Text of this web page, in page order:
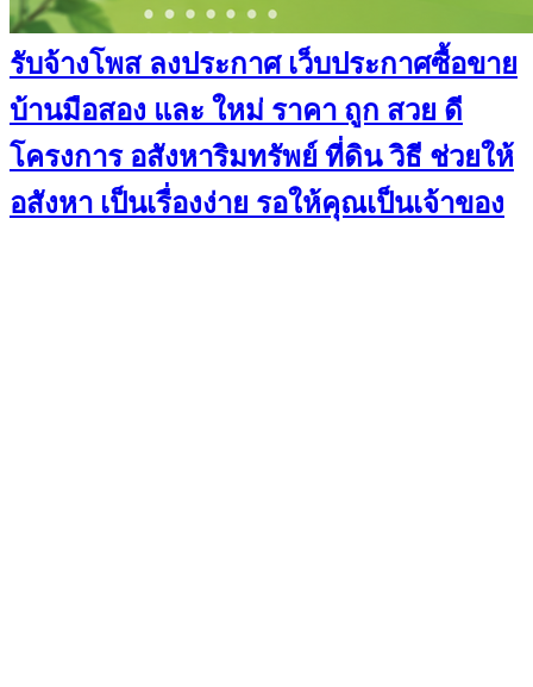
รับจ้างโพส ลงประกาศ เว็บประกาศซื้อขาย
บ้านมือสอง และ ใหม่ ราคา ถูก สวย ดี
โครงการ อสังหาริมทรัพย์ ที่ดิน วิธี ช่วยให้
อสังหา เป็นเรื่องง่าย รอให้คุณเป็นเจ้าของ